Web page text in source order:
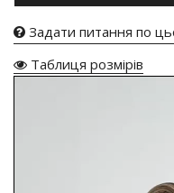
Задати питання по
Таблиця розмірів